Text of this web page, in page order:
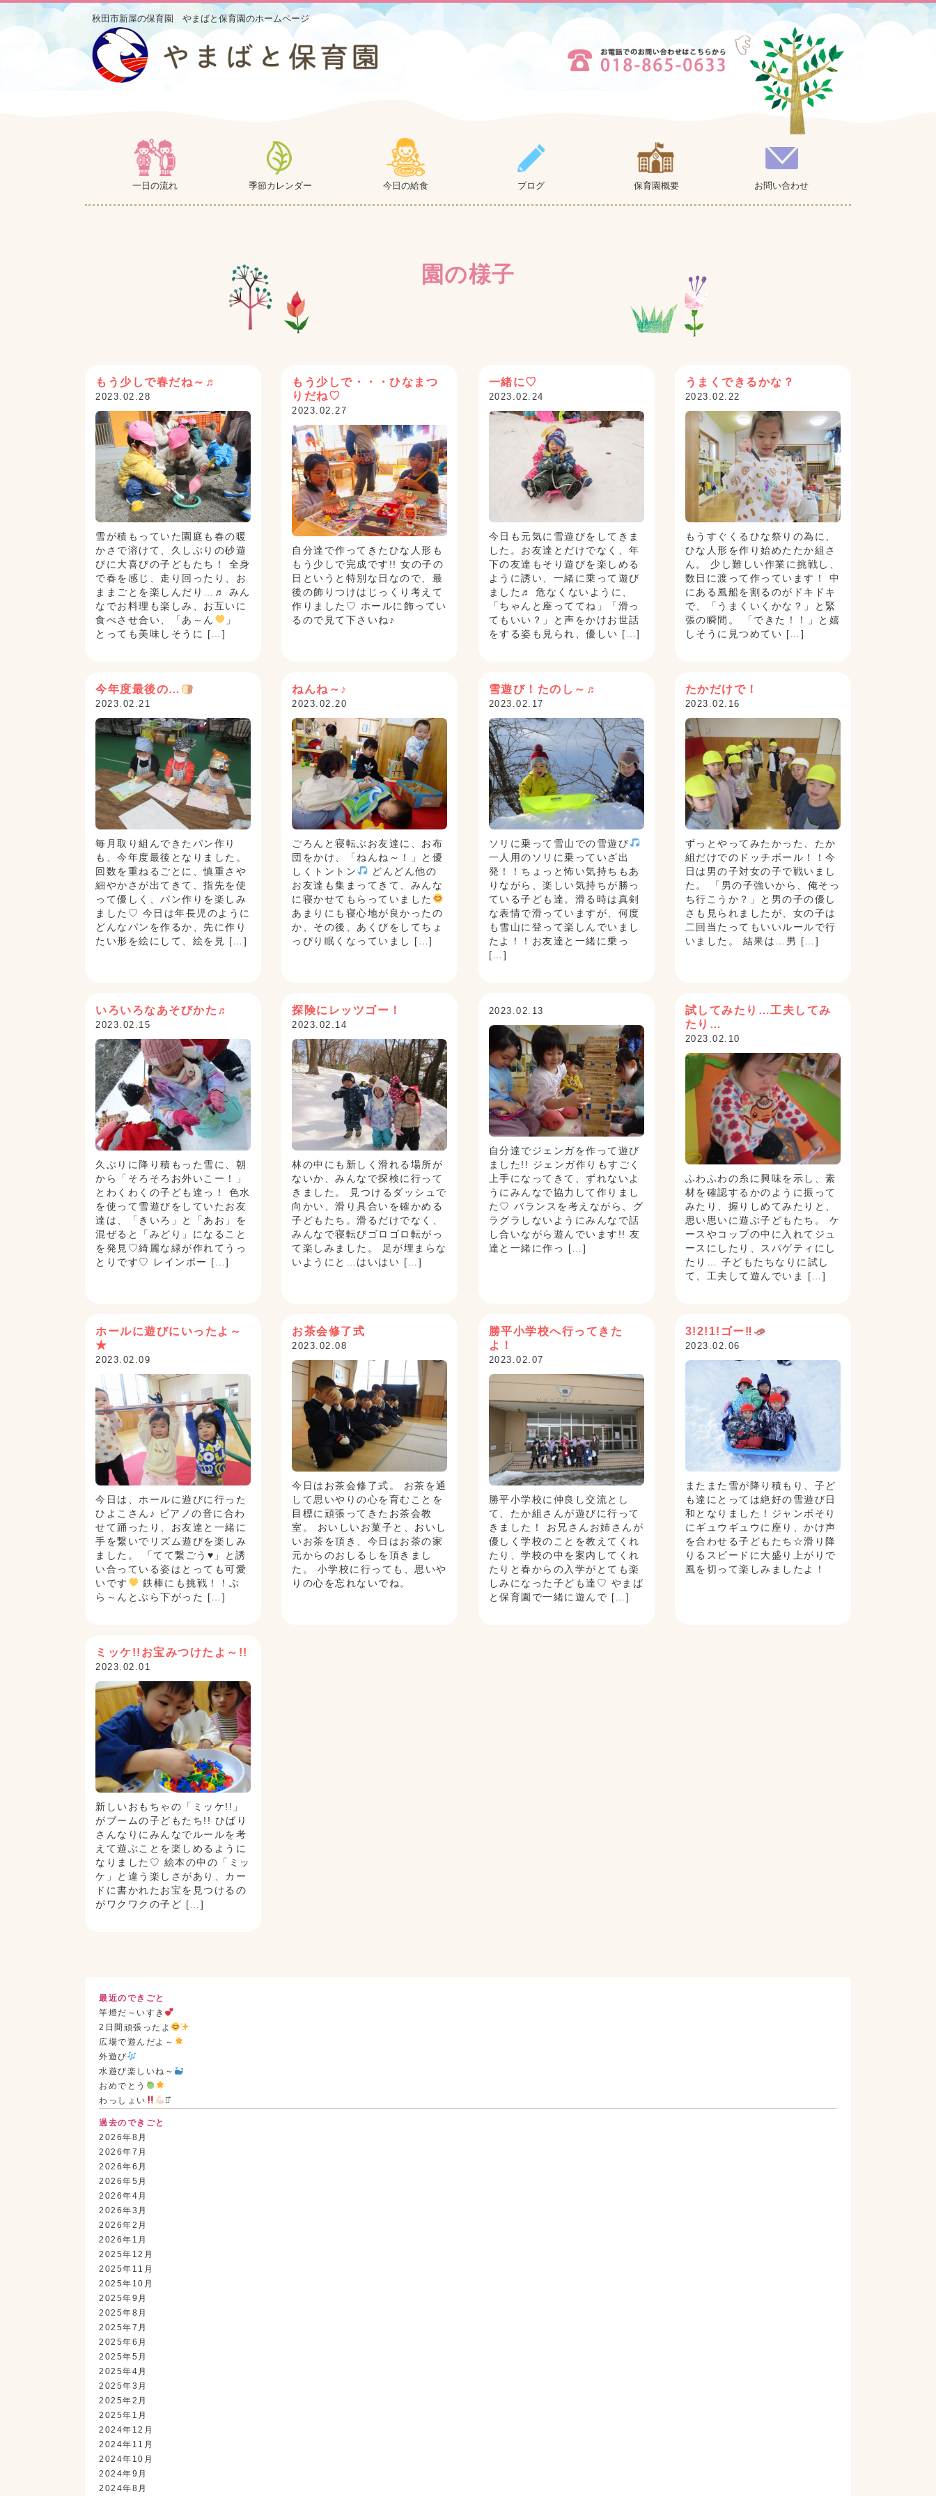
秋田市新屋の保育園 やまばと保育園のホームページ
一日の流れ 季節カレンダー 今日の給食 ブログ 保育園概要 お問い合わせ
園の様子
もう少しで春だね～♬
2023.02.28
雪が積もっていた園庭も春の暖
かさで溶けて、久しぶりの砂遊
びに大喜びの子どもたち！ 全身
で春を感じ、走り回ったり、お
ままごとを楽しんだり…♬ みん
なでお料理も楽しみ、お互いに
食べさせ合い、「あ～ん
」
とっても美味しそうに […]
もう少しで・・・ひなまつ
りだね♡
2023.02.27
自分達で作ってきたひな人形も
もう少しで完成です!! 女の子の
日というと特別な日なので、最
後の飾りつけはじっくり考えて
作りました♡ ホールに飾ってい
るので見て下さいね♪
一緒に♡
2023.02.24
今日も元気に雪遊びをしてきま
した。お友達とだけでなく、年
下の友達もそり遊びを楽しめる
ように誘い、一緒に乗って遊び
ました♬ 危なくないように、
「ちゃんと座っててね」「滑っ
てもいい？」と声をかけお世話
をする姿も見られ、優しい […]
うまくできるかな？
2023.02.22
もうすぐくるひな祭りの為に、
ひな人形を作り始めたたか組さ
ん。 少し難しい作業に挑戦し、
数日に渡って作っています！ 中
にある風船を割るのがドキドキ
で、「うまくいくかな？」と緊
張の瞬間。 「できた！！」と嬉
しそうに見つめてい […]
今年度最後の…
2023.02.21
毎月取り組んできたパン作り
も、今年度最後となりました。
回数を重ねるごとに、慎重さや
細やかさが出てきて、指先を使
って優しく、パン作りを楽しみ
ました♡ 今日は年長児のように
どんなパンを作るか、先に作り
たい形を絵にして、絵を見 […]
ねんね～♪
2023.02.20
ごろんと寝転ぶお友達に、お布
団をかけ、「ねんね～！」と優
しくトントン
どんどん他の
お友達も集まってきて、みんな
に寝かせてもらっていました
あまりにも寝心地が良かったの
か、その後、あくびをしてちょ
っぴり眠くなっていまし […]
雪遊び！たのし～♬
2023.02.17
ソリに乗って雪山での雪遊び
一人用のソリに乗っていざ出
発！！ちょっと怖い気持ちもあ
りながら、楽しい気持ちが勝っ
ている子ども達。滑る時は真剣
な表情で滑っていますが、何度
も雪山に登って楽しんでいまし
たよ！！お友達と一緒に乗っ
[…]
たかだけで！
2023.02.16
ずっとやってみたかった、たか
組だけでのドッチボール！！今
日は男の子対女の子で戦いまし
た。 「男の子強いから、俺そっ
ち行こうか？」と男の子の優し
さも見られましたが、女の子は
二回当たってもいいルールで行
いました。 結果は…男 […]
いろいろなあそびかた♬
2023.02.15
久ぶりに降り積もった雪に、朝
から「そろそろお外いこー！」
とわくわくの子ども達っ！ 色水
を使って雪遊びをしていたお友
達は、「きいろ」と「あお」を
混ぜると「みどり」になること
を発見♡綺麗な緑が作れてうっ
とりです♡ レインボー […]
探険にレッツゴー！
2023.02.14
林の中にも新しく滑れる場所が
ないか、みんなで探検に行って
きました。 見つけるダッシュで
向かい、滑り具合いを確かめる
子どもたち。滑るだけでなく、
みんなで寝転びゴロゴロ転がっ
て楽しみました。 足が埋まらな
いようにと…はいはい […]
2023.02.13
自分達でジェンガを作って遊び
ました!! ジェンガ作りもすごく
上手になってきて、ずれないよ
うにみんなで協力して作りまし
た♡ バランスを考えながら、グ
ラグラしないようにみんなで話
し合いながら遊んでいます!! 友
達と一緒に作っ […]
試してみたり…工夫してみ
たり…
2023.02.10
ふわふわの糸に興味を示し、素
材を確認するかのように振って
みたり、握りしめてみたりと、
思い思いに遊ぶ子どもたち。 ケ
ースやコップの中に入れてジュ
ースにしたり、スパゲティにし
たり… 子どもたちなりに試し
て、工夫して遊んでいま […]
ホールに遊びにいったよ～
★
2023.02.09
今日は、ホールに遊びに行った
ひよこさん♪ ピアノの音に合わ
せて踊ったり、お友達と一緒に
手を繋いでリズム遊びを楽しみ
ました。 「てて繋ごう♥」と誘
い合っている姿はとっても可愛
いです
鉄棒にも挑戦！！ぶ
ら～んとぶら下がった […]
お茶会修了式
2023.02.08
今日はお茶会修了式。 お茶を通
して思いやりの心を育むことを
目標に頑張ってきたお茶会教
室。 おいしいお菓子と、おいし
いお茶を頂き、今日はお茶の家
元からのおしるしを頂きまし
た。 小学校に行っても、思いや
りの心を忘れないでね。
勝平小学校へ行ってきた
よ！
2023.02.07
勝平小学校に仲良し交流とし
て、たか組さんが遊びに行って
きました！ お兄さんお姉さんが
優しく学校のことを教えてくれ
たり、学校の中を案内してくれ
たりと春からの入学がとても楽
しみになった子ども達♡ やまば
と保育園で一緒に遊んで […]
3!2!1!ゴー‼
2023.02.06
またまた雪が降り積もり、子ど
も達にとっては絶好の雪遊び日
和となりました！ジャンボそり
にギュウギュウに座り、かけ声
を合わせる子どもたち☆滑り降
りるスピードに大盛り上がりで
風を切って楽しみましたよ！
ミッケ!!お宝みつけたよ～!!
2023.02.01
新しいおもちゃの「ミッケ!!」
がブームの子どもたち!! ひばり
さんなりにみんなでルールを考
えて遊ぶことを楽しめるように
なりました♡ 絵本の中の「ミッ
ケ」と違う楽しさがあり、カー
ドに書かれたお宝を見つけるの
がワクワクの子ど […]
最近のできごと
竿燈だ～いすき
2日間頑張ったよ
広場で遊んだよ～
外遊び
水遊び楽しいね～
おめでとう
わっしょい
⋆͛
過去のできごと
2026年8月
2026年7月
2026年6月
2026年5月
2026年4月
2026年3月
2026年2月
2026年1月
2025年12月
2025年11月
2025年10月
2025年9月
2025年8月
2025年7月
2025年6月
2025年5月
2025年4月
2025年3月
2025年2月
2025年1月
2024年12月
2024年11月
2024年10月
2024年9月
2024年8月